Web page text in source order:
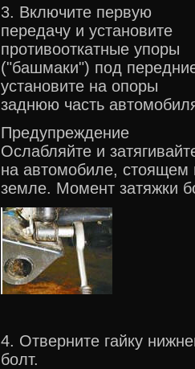
3. Включите первую
передачу и установите
противооткатные упоры
("башмаки") под
установите на опоры
заднюю часть
Предупреждение
Ослабляйте и
на автомобиле, стоящем
земле. Момент затяжки
4. Отверните гайку
болт.